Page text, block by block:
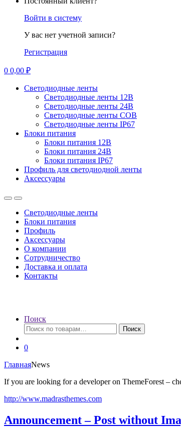
Войти в систему
У вас нет учетной записи?
Регистрация
0 0,00 ₽
Светодиодные ленты
Светодиодные ленты 12В
Светодиодные ленты 24В
Светодиодные ленты COB
Светодиодные ленты IP67
Блоки питания
Блоки питания 12В
Блоки питания 24В
Блоки питания IP67
Профиль для светодиодной ленты
Аксессуары
Светодиодные ленты
Блоки питания
Профиль
Аксессуары
О компании
Сотрудничество
Доставка и оплата
Контакты
Поиск
Искать:
Поиск
0
ГлавнаяNews
If you are looking for a developer on ThemeForest –
http://www.madrasthemes.com
Announcement – Post without